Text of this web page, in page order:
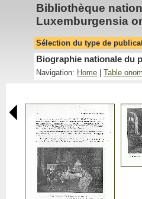
Bibliothèque
Luxemburgensia
Sélection du type de
Biographie nationale du
Navigation: Home Table